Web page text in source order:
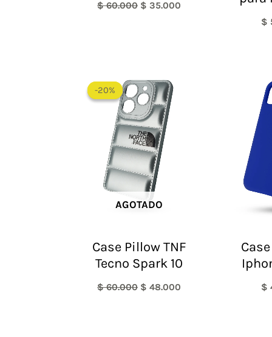
$60.000 $ 35.000
$
-20%
AGOTADO
-20%
Case Pillow TNF
Tecno Spark 10
$60.000
precio
original
era:
$ 60.000.
$ 48.000 $